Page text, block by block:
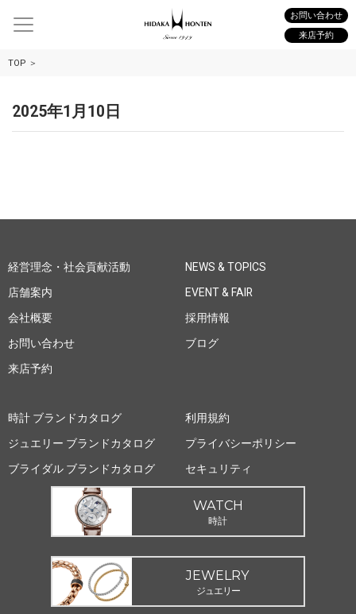
お問い合わせ
来店予約
TOP
2025年1月10日
経営理念・社会貢献活動
店舗案内
会社概要
お問い合わせ
来店予約
NEWS & TOPICS
EVENT & FAIR
採用情報
ブログ
時計 ブランドカタログ
ジュエリー ブランドカタログ
ブライダル ブランドカタログ
利用規約
プライバシーポリシー
セキュリティ
WATCH
時計
JEWELRY
ジュエリー